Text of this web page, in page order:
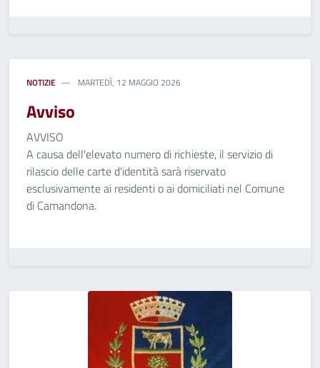
NOTIZIE MARTEDÌ, 12 MAGGIO 2026
Avviso
AVVISO
A causa dell'elevato numero di richieste, il servizio di
rilascio delle carte d'identità sarà riservato
esclusivamente ai residenti o ai domiciliati nel Comune
di Camandona.